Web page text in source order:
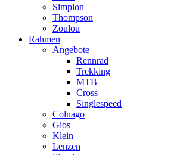
Simplon
Thompson
Zoulou
Rahmen
Angebote
Rennrad
Trekking
MTB
Cross
Singlespeed
Colnago
Gios
Klein
Lenzen